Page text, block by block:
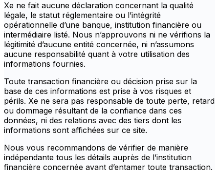
Xe ne fait aucune déclaration concernant la qualité
légale, le statut réglementaire ou l’intégrité
opérationnelle d’une banque, institution financière ou
intermédiaire listé. Nous n’approuvons ni ne vérifions la
légitimité d’aucune entité concernée, ni n’assumons
aucune responsabilité quant à votre utilisation des
informations fournies.
Toute transaction financière ou décision prise sur la
base de ces informations est prise à vos risques et
périls. Xe ne sera pas responsable de toute perte, retard
ou dommage résultant de la confiance dans ces
données, ni des relations avec des tiers dont les
informations sont affichées sur ce site.
Nous vous recommandons de vérifier de manière
indépendante tous les détails auprès de l’institution
financière concernée avant d’entamer toute transaction.